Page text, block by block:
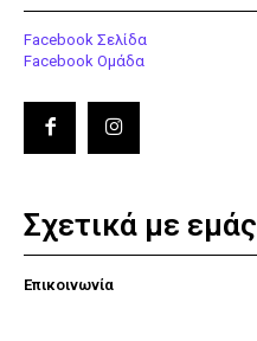
Facebook Σελίδα
Facebook Ομάδα
Σχετικά με εμάς
Επικοινωνία